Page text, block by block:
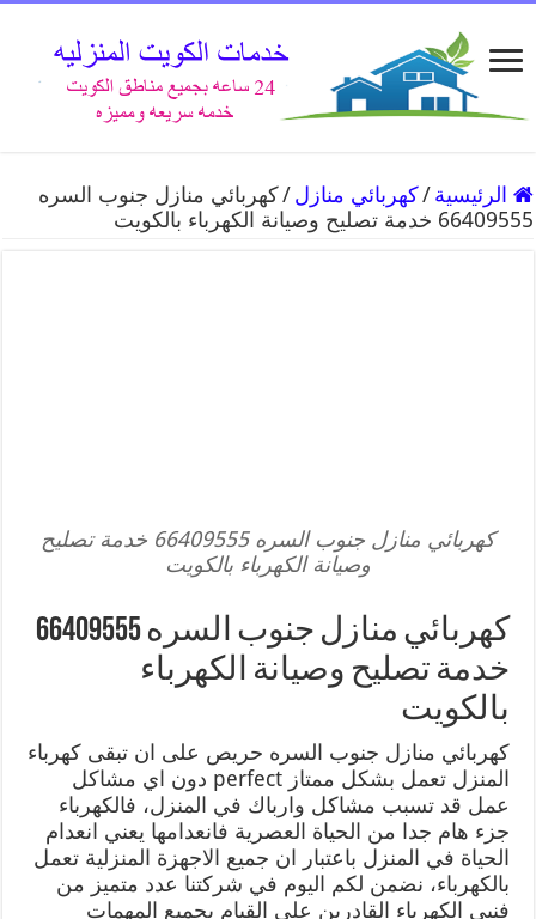
الرئيسية /كهربائي منازل /كهربائي منازل جنوب السره
66409555 خدمة تصليح وصيانة الكهرباء بالكويت
كهربائي منازل جنوب السره 66409555 خدمة تصليح
وصيانة الكهرباء بالكويت
كهربائي منازل جنوب السره 66409555
خدمة تصليح وصيانة الكهرباء
بالكويت
كهربائي منازل جنوب السره حريص على ان تبقى كهرباء
المنزل تعمل بشكل ممتاز perfect دون اي مشاكل
عمل قد تسبب مشاكل وارباك في المنزل، فالكهرباء
جزء هام جدا من الحياة العصرية فانعدامها يعني انعدام
الحياة في المنزل باعتبار ان جميع الاجهزة المنزلية تعمل
بالكهرباء، نضمن لكم اليوم في شركتنا عدد متميز من
فنيي الكهرباء القادرين على القيام بجميع المهمات